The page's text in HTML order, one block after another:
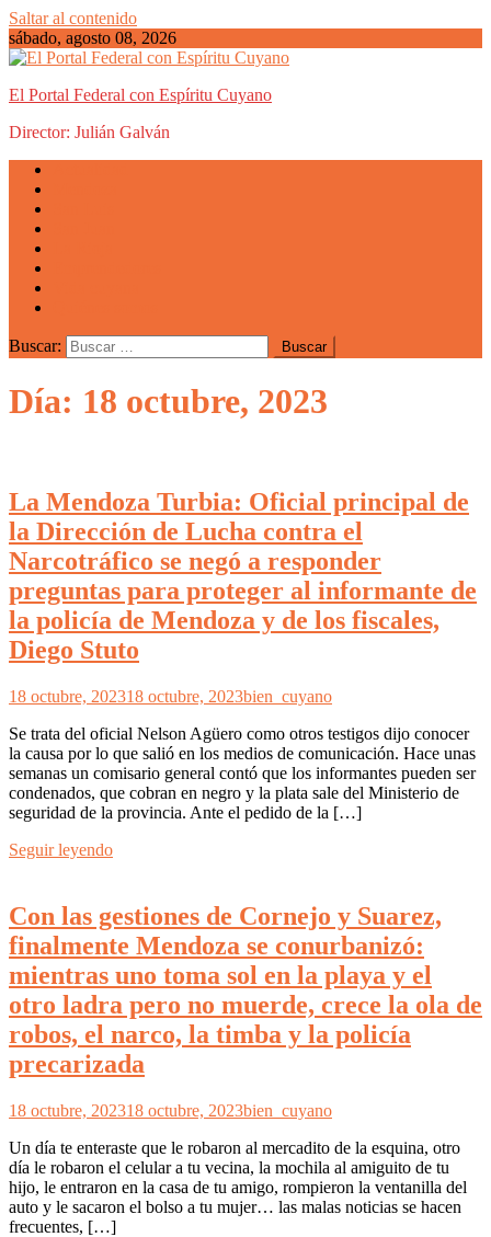
Saltar al contenido
sábado, agosto 08, 2026
El Portal Federal con Espíritu Cuyano
Director: Julián Galván
Buscar:
Día: 18 octubre, 2023
La Mendoza Turbia: Oficial principal de
la Dirección de Lucha contra el
Narcotráfico se negó a responder
preguntas para proteger al informante de
la policía de Mendoza y de los fiscales,
Diego Stuto
18 octubre, 202318 octubre, 2023bien_cuyano
Se trata del oficial Nelson Agüero como otros testigos dijo conocer
la causa por lo que salió en los medios de comunicación. Hace unas
semanas un comisario general contó que los informantes pueden ser
condenados, que cobran en negro y la plata sale del Ministerio de
seguridad de la provincia. Ante el pedido de la […]
Seguir leyendo
Con las gestiones de Cornejo y Suarez,
finalmente Mendoza se conurbanizó:
mientras uno toma sol en la playa y el
otro ladra pero no muerde, crece la ola de
robos, el narco, la timba y la policía
precarizada
18 octubre, 202318 octubre, 2023bien_cuyano
Un día te enteraste que le robaron al mercadito de la esquina, otro
día le robaron el celular a tu vecina, la mochila al amiguito de tu
hijo, le entraron en la casa de tu amigo, rompieron la ventanilla del
auto y le sacaron el bolso a tu mujer… las malas noticias se hacen
frecuentes, […]